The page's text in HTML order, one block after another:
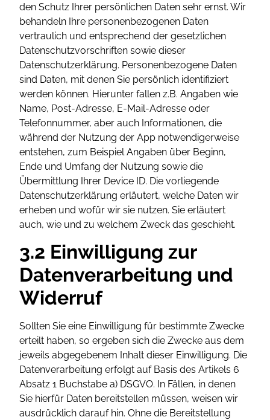
den Schutz Ihrer persönlichen Daten sehr ernst. Wir
behandeln Ihre personenbezogenen Daten
vertraulich und entsprechend der gesetzlichen
Datenschutzvorschriften sowie dieser
Datenschutzerklärung. Personenbezogene Daten
sind Daten, mit denen Sie persönlich identifiziert
werden können. Hierunter fallen z.B. Angaben wie
Name, Post-Adresse, E-Mail-Adresse oder
Telefonnummer, aber auch Informationen, die
während der Nutzung der App notwendigerweise
entstehen, zum Beispiel Angaben über Beginn,
Ende und Umfang der Nutzung sowie die
Übermittlung Ihrer Device ID. Die vorliegende
Datenschutzerklärung erläutert, welche Daten wir
erheben und wofür wir sie nutzen. Sie erläutert
auch, wie und zu welchem Zweck das geschieht.
3.2 Einwilligung zur
Datenverarbeitung und
Widerruf
Sollten Sie eine Einwilligung für bestimmte Zwecke
erteilt haben, so ergeben sich die Zwecke aus dem
jeweils abgegebenem Inhalt dieser Einwilligung. Die
Datenverarbeitung erfolgt auf Basis des Artikels 6
Absatz 1 Buchstabe a) DSGVO. In Fällen, in denen
Sie hierfür Daten bereitstellen müssen, weisen wir
ausdrücklich darauf hin. Ohne die Bereitstellung